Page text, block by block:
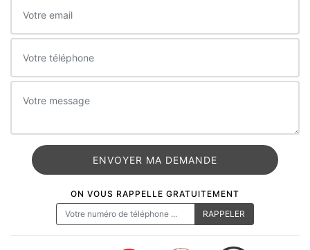
ON VOUS RAPPELLE GRATUITEMENT